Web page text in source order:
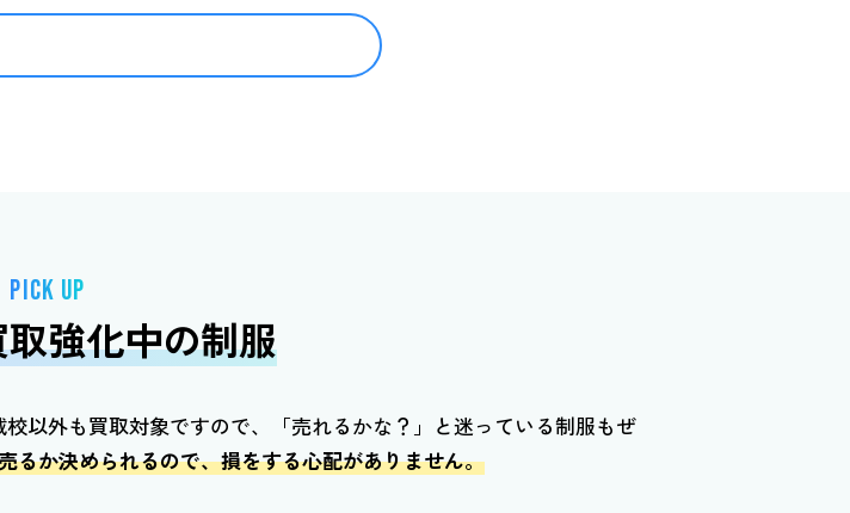
PICK UP
強化中の制服
以外も買取対象ですので、「売れるかな？」と迷っている制服もぜ
るか決められるので、損をする心配がありません。